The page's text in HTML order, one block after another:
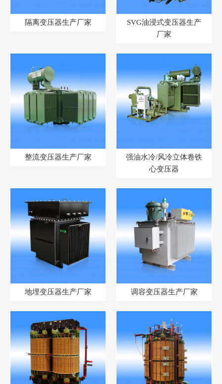
隔离变压器生产厂家
SVG油浸式变压器生产
厂家
整流变压器生产厂家
强油水冷/风冷立体卷铁
心变压器
地埋变压器生产厂家 调容变压器生产厂家